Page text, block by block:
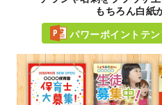
もちろん白紙
パワーポイントテ